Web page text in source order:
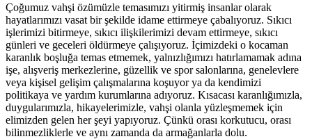
Çoğumuz vahşi özümüzle temasımızı yitirmiş insanlar olarak
hayatlarımızı vasat bir şekilde idame ettirmeye çabalıyoruz. Sıkıcı
işlerimizi bitirmeye, sıkıcı ilişkilerimizi devam ettirmeye, sıkıcı
günleri ve geceleri öldürmeye çalışıyoruz. İçimizdeki o kocaman
karanlık boşluğa temas etmemek, yalnızlığımızı hatırlamamak adına
işe, alışveriş merkezlerine, güzellik ve spor salonlarına, genelevlere
veya kişisel gelişim çalışmalarına koşuyor ya da kendimizi
politikaya ve yardım kurumlarına adıyoruz. Kısacası karanlığımızla,
duygularımızla, hikayelerimizle, vahşi olanla yüzleşmemek için
elimizden gelen her şeyi yapıyoruz. Çünkü orası korkutucu, orası
bilinmezliklerle ve aynı zamanda da armağanlarla dolu.